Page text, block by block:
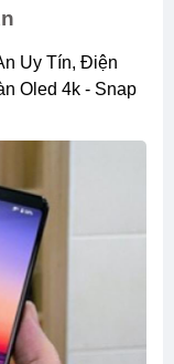
Oled 4k - Snap